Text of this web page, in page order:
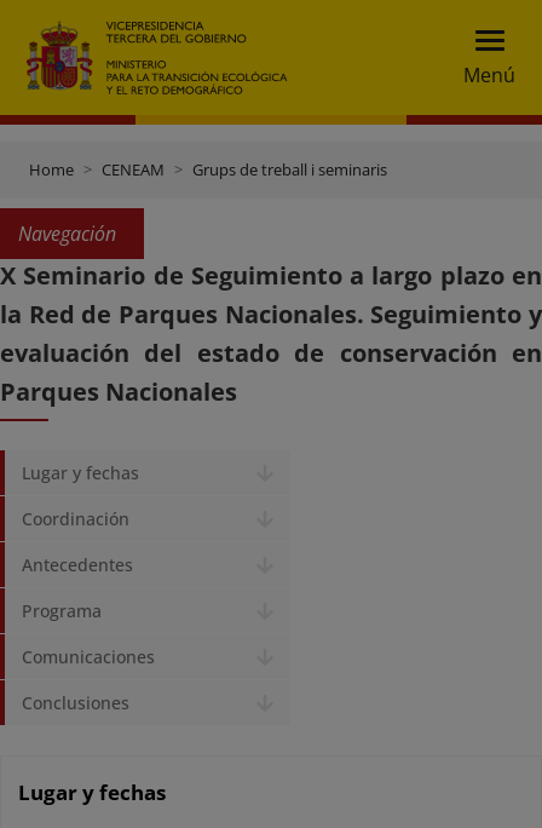
Menú
Home CENEAM Grups de treball i seminaris
Navegación
X Seminario de Seguimiento a largo plazo en
la Red de Parques Nacionales. Seguimiento y
evaluación del estado de conservación en
Parques Nacionales
Lugar y fechas
Coordinación
Antecedentes
Programa
Comunicaciones
Conclusiones
Lugar y fechas